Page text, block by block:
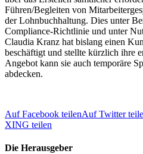
Führen/Begleiten von
der Lohnbuchhaltung. Dies unter
Compliance-Richtlinie und unter
Claudia Kranz hat bislang einen
beschäftigt und stellte kürzlich ihre
Angebot kann sie auch temporäre
abdecken.
Auf Facebook teilenAuf Twitter
XING teilen
Die Herausgeber